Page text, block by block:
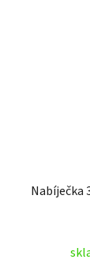
Nabíječka